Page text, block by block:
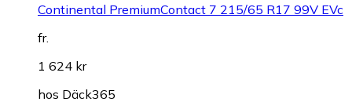
Continental PremiumContact 7 215/65 R17 99V EVc
fr.
1 624 kr
hos Däck365